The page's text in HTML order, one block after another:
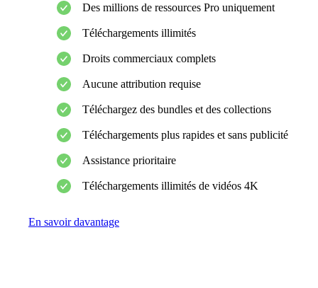
Des millions de ressources Pro uniquement
Téléchargements illimités
Droits commerciaux complets
Aucune attribution requise
Téléchargez des bundles et des collections
Téléchargements plus rapides et sans publicité
Assistance prioritaire
Téléchargements illimités de vidéos 4K
En savoir davantage